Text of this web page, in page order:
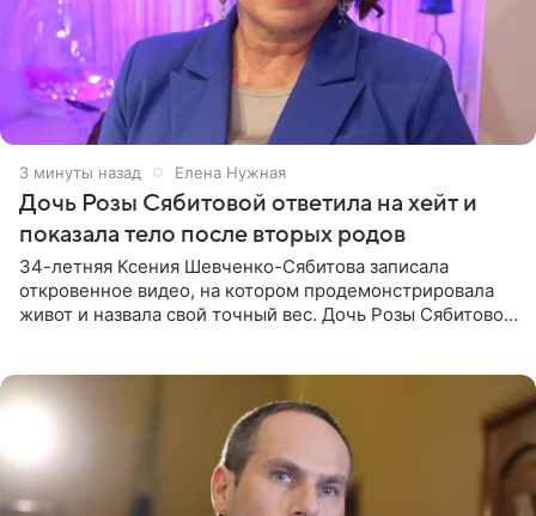
3 минуты назад Елена Нужная
Дочь Розы Сябитовой ответила на хейт и
показала тело после вторых родов
34-летняя Ксения Шевченко-Сябитова записала
откровенное видео, на котором продемонстрировала
живот и назвала свой точный вес. Дочь Розы Сябитовой